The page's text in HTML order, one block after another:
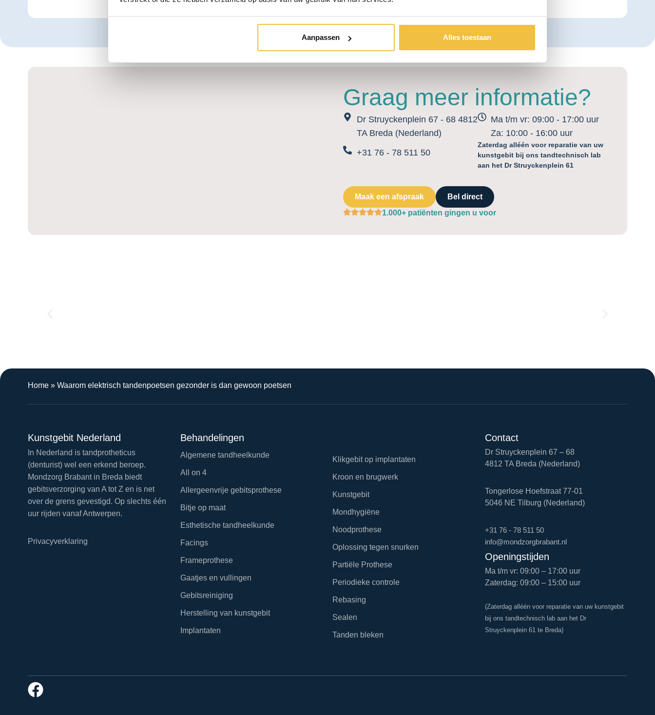
Aanpassen Alles toestaan
Graag meer informatie?
Dr Struyckenplein 67 - 68 4812
TA Breda (Nederland)
+31 76 - 78 511 50
Ma t/m vr: 09:00 - 17:00 uur
Za: 10:00 - 16:00 uur
Zaterdag alléén voor reparatie van uw
kunstgebit bij ons tandtechnisch lab
aan het Dr Struyckenplein 61
Maak een afspraak
Bel direct
1.000+ patiënten gingen u voor
Home » Waarom elektrisch tandenpoetsen gezonder is dan gewoon poetsen
Kunstgebit Nederland
In Nederland is tandprotheticus
(denturist) wel een erkend beroep.
Mondzorg Brabant in Breda biedt
gebitsverzorging van A tot Z en is net
over de grens gevestigd. Op slechts één
uur rijden vanaf Antwerpen.
Privacyverklaring
Behandelingen
Algemene tandheelkunde
All on 4
Allergeenvrije gebitsprothese
Bitje op maat
Esthetische tandheelkunde
Facings
Frameprothese
Gaatjes en vullingen
Gebitsreiniging
Herstelling van kunstgebit
Implantaten
Klikgebit op implantaten
Kroon en brugwerk
Kunstgebit
Mondhygiëne
Noodprothese
Oplossing tegen snurken
Partiële Prothese
Periodieke controle
Rebasing
Sealen
Tanden bleken
Contact
Dr Struyckenplein 67 – 68
4812 TA Breda (Nederland)
Tongerlose Hoefstraat 77-01
5046 NE Tilburg (Nederland)
+31 76 - 78 511 50
info@mondzorgbrabant.nl
Openingstijden
Ma t/m vr: 09:00 – 17:00 uur
Zaterdag: 09:00 – 15:00 uur
(Zaterdag alléén voor reparatie van uw kunstgebit
bij ons tandtechnisch lab aan het Dr
Struyckenplein 61 te Breda)